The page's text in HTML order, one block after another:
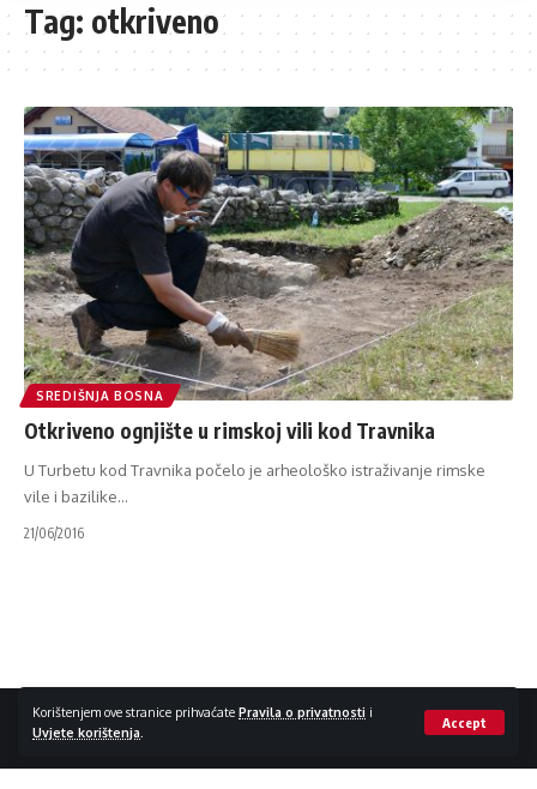
Korištenjem ove stranice prihvaćate Pravila o privatnosti i
Uvjete korištenja
Accept
Tag: otkriveno
SREDIŠNJA BOSNA
Otkriveno ognjište u rimskoj vili kod Travnika
U Turbetu kod Travnika počelo je arheološko istraživanje rimske
vile i bazilike…
21/06/2016
Impressum / Kontakt Zaštita privatnosti